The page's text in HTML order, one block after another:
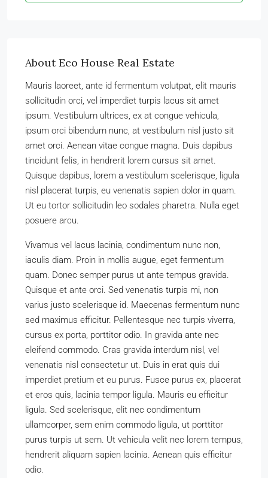
About Eco House Real Estate
Mauris laoreet, ante id fermentum volutpat, elit mauris
sollicitudin orci, vel imperdiet turpis lacus sit amet
ipsum. Vestibulum ultrices, ex at congue vehicula,
ipsum orci bibendum nunc, at vestibulum nisl justo sit
amet orci. Aenean vitae congue magna. Duis dapibus
tincidunt felis, in hendrerit lorem cursus sit amet.
Quisque dapibus, lorem a vestibulum scelerisque, ligula
nisl placerat turpis, eu venenatis sapien dolor in quam.
Ut eu tortor sollicitudin leo sodales pharetra. Nulla eget
posuere arcu.
Vivamus vel lacus lacinia, condimentum nunc non,
iaculis diam. Proin in mollis augue, eget fermentum
quam. Donec semper purus ut ante tempus gravida.
Quisque et ante orci. Sed venenatis turpis mi, non
varius justo scelerisque id. Maecenas fermentum nunc
sed maximus efficitur. Pellentesque nec turpis viverra,
cursus ex porta, porttitor odio. In gravida ante nec
eleifend commodo. Cras gravida interdum nisl, vel
venenatis nisl consectetur ut. Duis in erat quis dui
imperdiet pretium et eu purus. Fusce purus ex, placerat
et eros quis, lacinia tempor ligula. Mauris eu efficitur
ligula. Sed scelerisque, elit nec condimentum
ullamcorper, sem enim commodo ligula, ut porttitor
purus turpis ut sem. Ut vehicula velit nec lorem tempus,
hendrerit aliquam sapien lacinia. Aenean quis efficitur
odio.